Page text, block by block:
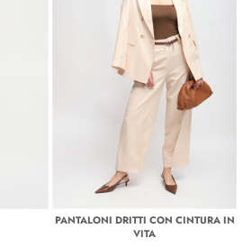
PANTALONI DRITTI CON CINTURA IN
VITA